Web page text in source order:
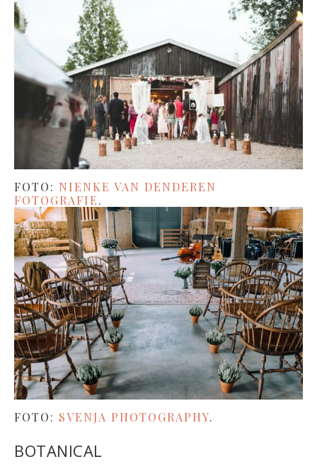
FOTO: NIENKE VAN DENDEREN
FOTOGRAFIE.
FOTO: SVENJA PHOTOGRAPHY.
BOTANICAL